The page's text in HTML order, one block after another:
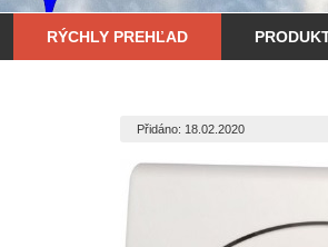
RÝCHLY PREHĽAD
Přidáno: 18.02.2020